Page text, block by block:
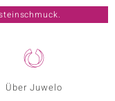
Über Juwelo